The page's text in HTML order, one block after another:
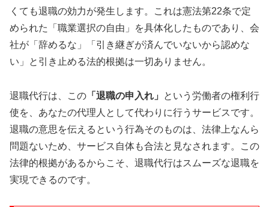
くても退職の効力が発生します。これは憲法第22条で定
められた「職業選択の自由」を具体化したものであり、会
社が「辞めるな」「引き継ぎが済んでいないから認めな
い」と引き止める法的根拠は一切ありません。
退職代行は、この 「退職の申入れ」
という労働者の権利行
使を、あなたの代理人として代わりに行うサービスです。
退職の意思を伝えるという行為そのものは、法律上なんら
問題ないため、サービス自体も合法と見なされます。この
法律的根拠があるからこそ、退職代行はスムーズな退職を
実現できるのです。